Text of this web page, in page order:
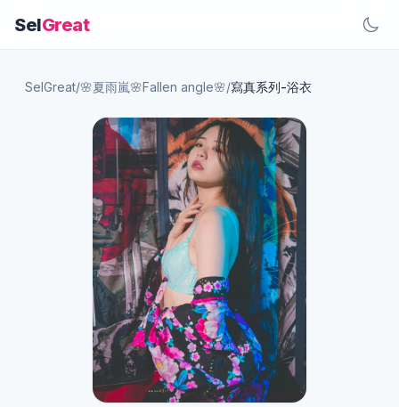
SelGreat
SelGreat/🌸夏雨嵐🌸Fallen angle🌸/寫真系列-浴衣